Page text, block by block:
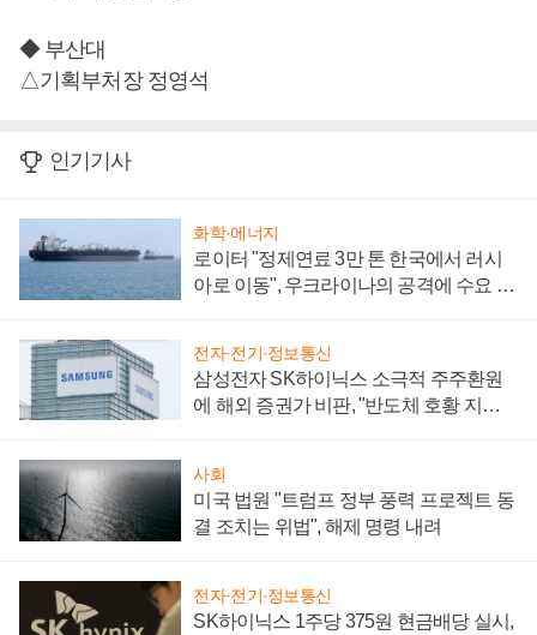
◆ 부산대
△기획부처장 정영석
인기기사
화학·에너지
로이터 "정제연료 3만 톤 한국에서 러시
아로 이동", 우크라이나의 공격에 수요 늘
전자·전기·정보통신
삼성전자 SK하이닉스 소극적 주주환원
에 해외 증권가 비판, "반도체 호황 지속
사회
미국 법원 "트럼프 정부 풍력 프로젝트 동
결 조치는 위법", 해제 명령 내려
전자·전기·정보통신
SK하이닉스 1주당 375원 현금배당 실시,